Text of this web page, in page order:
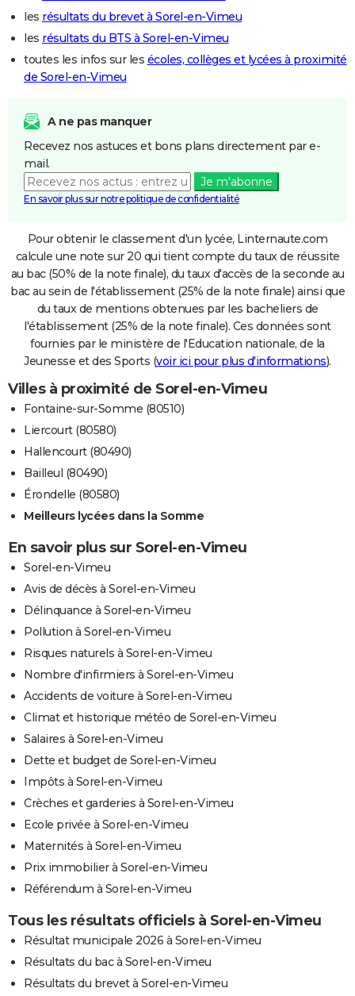
les résultats du brevet à Sorel-en-Vimeu
les résultats du BTS à Sorel-en-Vimeu
toutes les infos sur les écoles, collèges et lycées à proximité
de Sorel-en-Vimeu
A ne pas manquer
Recevez nos astuces et bons plans directement par e-
mail.
Je m'abonne
En savoir plus sur notre politique de confidentialité
Pour obtenir le classement d'un lycée, Linternaute.com
calcule une note sur 20 qui tient compte du taux de réussite
au bac (50% de la note finale), du taux d'accès de la seconde au
bac au sein de l'établissement (25% de la note finale) ainsi que
du taux de mentions obtenues par les bacheliers de
l'établissement (25% de la note finale). Ces données sont
fournies par le ministère de l'Education nationale, de la
Jeunesse et des Sports (voir ici pour plus d'informations).
Villes à proximité de Sorel-en-Vimeu
Fontaine-sur-Somme (80510)
Liercourt (80580)
Hallencourt (80490)
Bailleul (80490)
Érondelle (80580)
Meilleurs lycées dans la Somme
En savoir plus sur Sorel-en-Vimeu
Sorel-en-Vimeu
Avis de décès à Sorel-en-Vimeu
Délinquance à Sorel-en-Vimeu
Pollution à Sorel-en-Vimeu
Risques naturels à Sorel-en-Vimeu
Nombre d'infirmiers à Sorel-en-Vimeu
Accidents de voiture à Sorel-en-Vimeu
Climat et historique météo de Sorel-en-Vimeu
Salaires à Sorel-en-Vimeu
Dette et budget de Sorel-en-Vimeu
Impôts à Sorel-en-Vimeu
Crèches et garderies à Sorel-en-Vimeu
Ecole privée à Sorel-en-Vimeu
Maternités à Sorel-en-Vimeu
Prix immobilier à Sorel-en-Vimeu
Référendum à Sorel-en-Vimeu
Tous les résultats officiels à Sorel-en-Vimeu
Résultat municipale 2026 à Sorel-en-Vimeu
Résultats du bac à Sorel-en-Vimeu
Résultats du brevet à Sorel-en-Vimeu